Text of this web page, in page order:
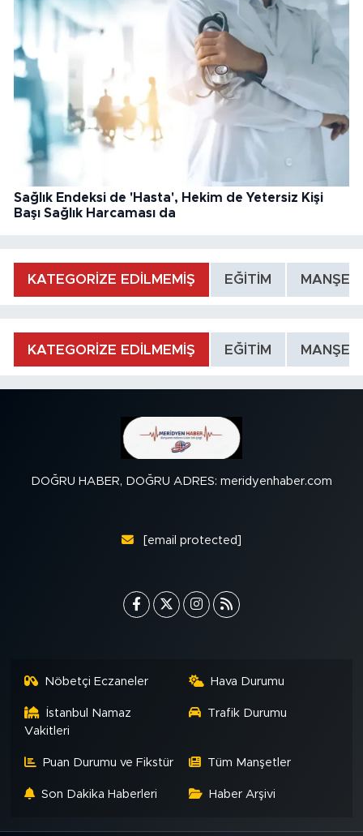
Sağlık Endeksi de 'Hasta', Hekim de Yetersiz Kişi
Başı Sağlık Harcaması da
KATEGORİZE EDİLMEMİŞ EĞİTİM MANŞET
KATEGORİZE EDİLMEMİŞ EĞİTİM MANŞET
DOĞRU HABER, DOĞRU ADRES: meridyenhaber.com
[email protected]
Nöbetçi Eczaneler Hava Durumu
İstanbul Namaz
Vakitleri
Trafik Durumu
Puan Durumu ve Fikstür Tüm Manşetler
Son Dakika Haberleri Haber Arşivi